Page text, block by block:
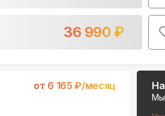
36 990 ₽
от 6 165 ₽/месяц
Мы